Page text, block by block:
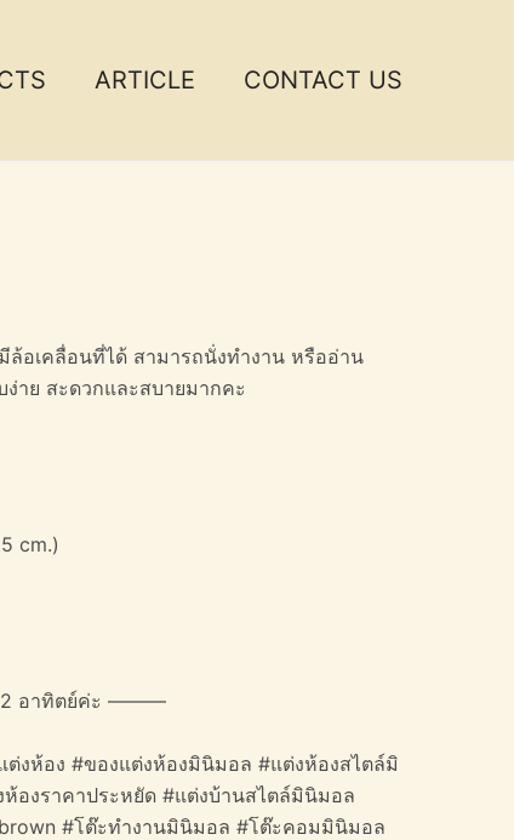
ARTICLE CONTACT US
ล้อเคลื่อนที่ได้ สามารถนั่งทำงาน หรืออ่าน
าย สะดวกและสบายมากคะ
cm.)
อาทิตย์ค่ะ ———
งห้อง #ของแต่งห้องมินิมอล #แต่งห้องสไตล์มิ
องราคาประหยัด #แต่งบ้านสไตล์มินิมอล
#โต๊ะทำงานมินิมอล #โต๊ะคอมมินิมอล